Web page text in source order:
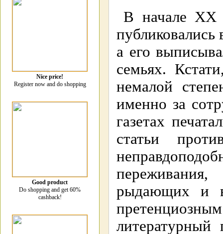
В начале XX
а его
семьях.
немалой
именно за
газетах
статьи
рыдающих и
литературный
Nice price!
Register now and do shopping
Good product
Do shopping and get 60%
cashback!